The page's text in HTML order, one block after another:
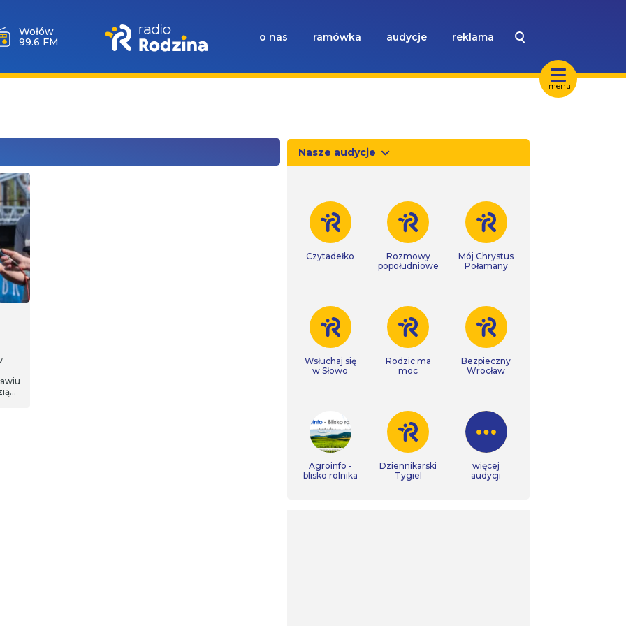
menu
Milicz
88.5 FM
o nas ramówka audycje reklama
Nasze audycje
Czytadełko
Rozmowy
popołudniowe
Mój Chrystus
Połamany
Wsłuchaj się
w Słowo
Rodzic ma
moc
Bezpieczny
Wrocław
Agroinfo -
blisko rolnika
Dziennikarski
Tygiel
więcej
audycji